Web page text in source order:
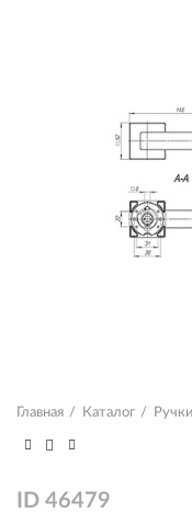
Главная Каталог
ID 46479